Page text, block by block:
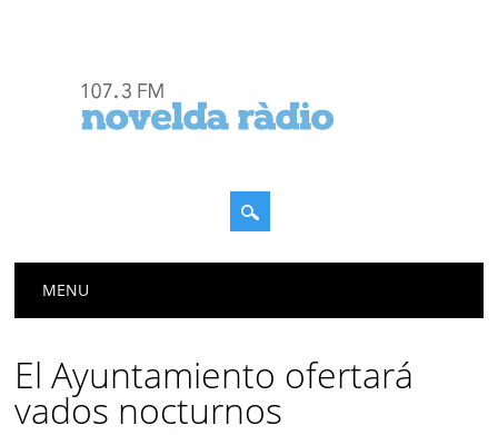
Menú principal
MENU
El Ayuntamiento ofertará
vados nocturnos